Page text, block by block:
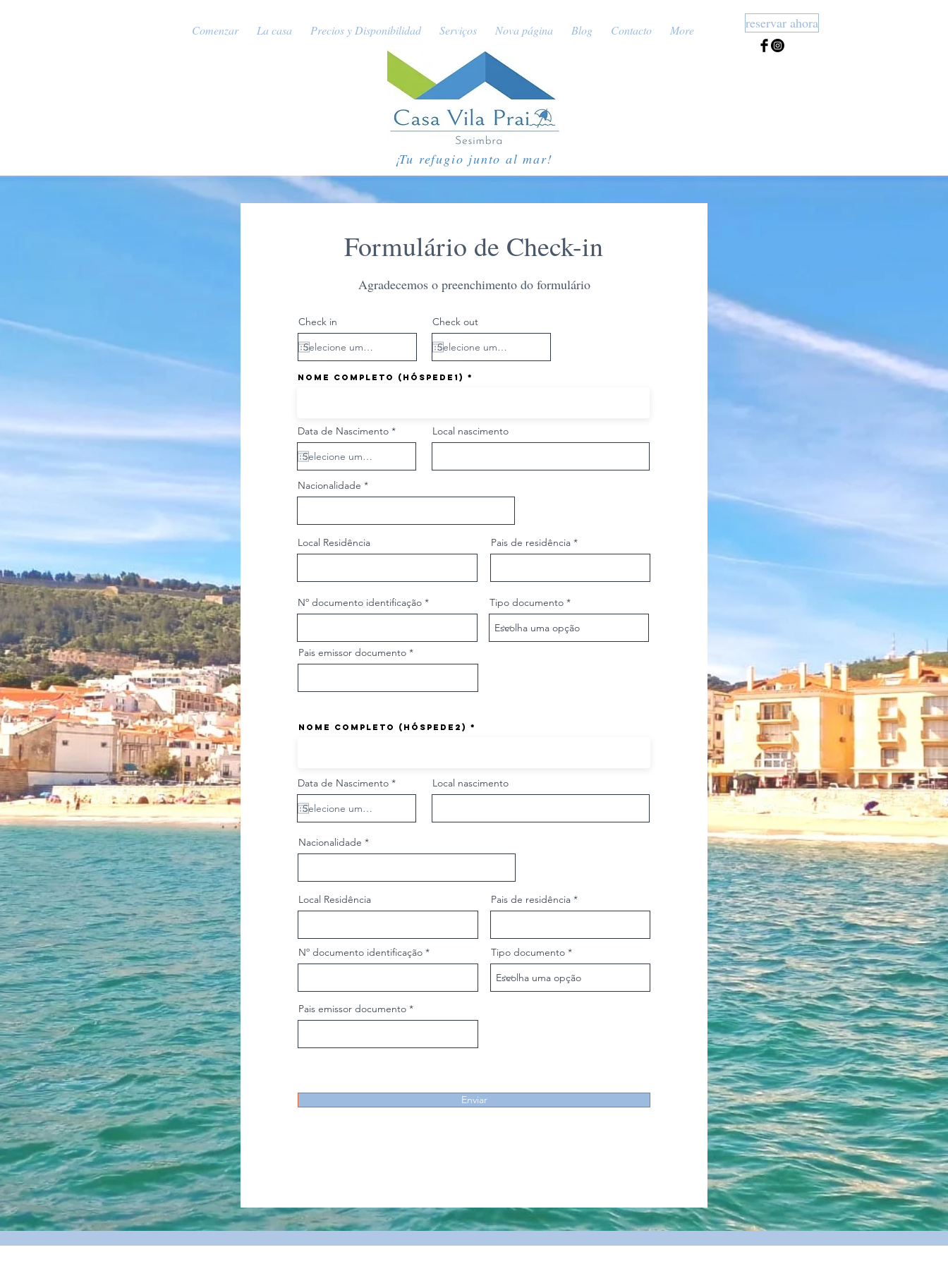
Comenzar La casa Precios y Disponibilidad Serviços Nova página Blog Contacto More reservar ahora
¡Tu refugio junto al mar!
Formulário de Check-in
Agradecemos o preenchimento do formulário
Check in Check out
Nome Completo (hóspede1)
Data de Nascimento *r
e
i
d
Local nascimento
Nacionalidade
Local Residência Pais de residência
Nº documento identificação Tipo documento
Pais emissor documento
Nome Completo (hóspede2)
Data de Nascimento *r
e
i
d
Local nascimento
Nacionalidade
Local Residência
Nº documento identificação
Pais de residência
Tipo documento
Pais emissor documento
Enviar